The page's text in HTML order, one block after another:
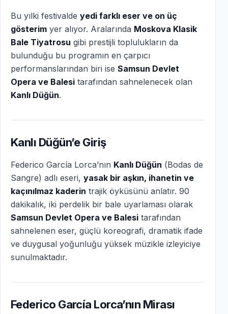
Bu yılki festivalde yedi farklı eser ve on üç
gösterim yer alıyor. Aralarında Moskova Klasik
Bale Tiyatrosu gibi prestijli toplulukların da
bulunduğu bu programın en çarpıcı
performanslarından biri ise Samsun Devlet
Opera ve Balesi tarafından sahnelenecek olan
Kanlı Düğün.
Kanlı Düğün’e Giriş
Federico García Lorca’nın Kanlı Düğün (Bodas de
Sangre) adlı eseri, yasak bir aşkın, ihanetin ve
kaçınılmaz kaderin trajik öyküsünü anlatır. 90
dakikalık, iki perdelik bir bale uyarlaması olarak
Samsun Devlet Opera ve Balesi tarafından
sahnelenen eser, güçlü koreografi, dramatik ifade
ve duygusal yoğunluğu yüksek müzikle izleyiciye
sunulmaktadır.
Federico García Lorca’nın Mirası